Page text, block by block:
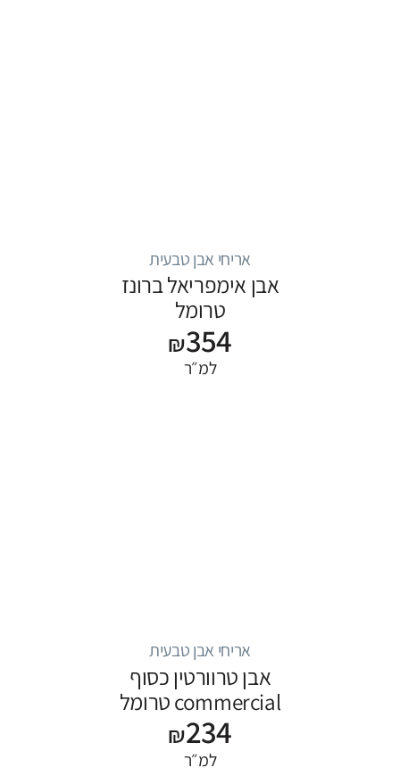
אריחי אבן טבעית
אבן אימפריאל ברונז
טרומל
₪354
למ״ר
אריחי אבן טבעית
אבן טרוורטין כסוף
commercial טרומל
₪234
למ״ר